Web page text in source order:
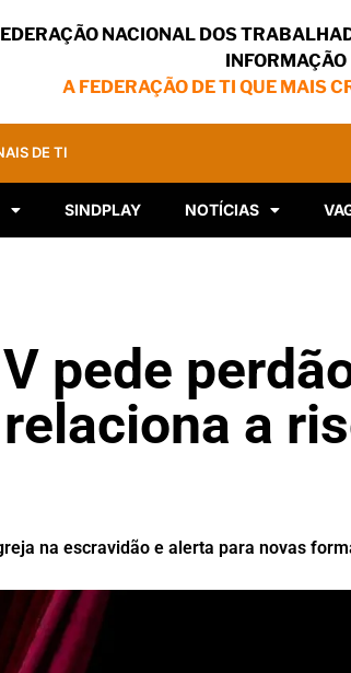
NACIONAL DOS
INFORMAÇÃO
A FEDERAÇÃO DE TI QUE MAIS
DE TI
SINDPLAY NOTÍCIAS
pede
a
na escravidão e alerta para novas